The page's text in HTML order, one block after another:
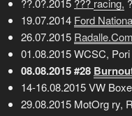
19.07.2014 Ford
26.07.2015
01.08.2015 WCSC, Pori
08.08.2015 #28
14-16.08.2015 VW
29.08.2015 MotOrg ry,